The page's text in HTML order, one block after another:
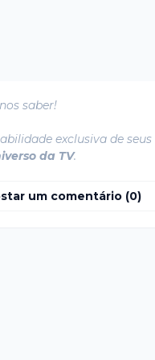
saber!
exclusiva de
da TV.
um comentário (0)